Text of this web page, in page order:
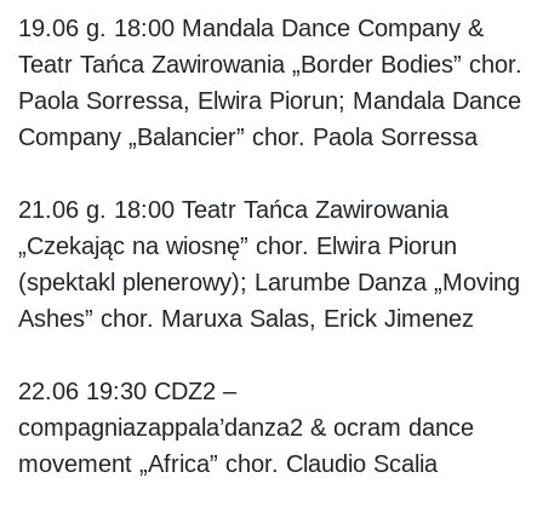
19.06 g. 18:00 Mandala Dance Company &
Teatr Tańca Zawirowania „Border Bodies” chor.
Paola Sorressa, Elwira Piorun; Mandala Dance
Company „Balancier” chor. Paola Sorressa
21.06 g. 18:00 Teatr Tańca Zawirowania
„Czekając na wiosnę” chor. Elwira Piorun
(spektakl plenerowy); Larumbe Danza „Moving
Ashes” chor. Maruxa Salas, Erick Jimenez
22.06 19:30 CDZ2 –
compagniazappala’danza2 & ocram dance
movement „Africa” chor. Claudio Scalia